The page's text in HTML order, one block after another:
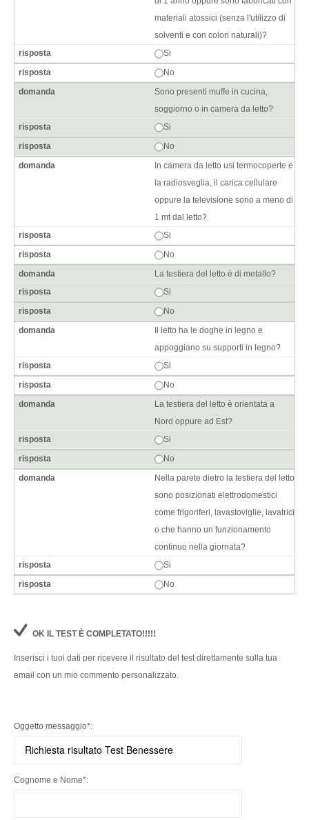
materiali atossici (senza l'utilizzo di
solventi e con colori naturali)?
Si
No
Sono presenti muffe in cucina,
soggiorno o in camera da letto?
Si
No
In camera da letto usi termocoperte e
la radiosveglia, il carica cellulare
oppure la televisione sono a meno di
1 mt dal letto?
Si
No
La testiera del letto è di metallo?
Si
No
Il letto ha le doghe in legno e
appoggiano su supporti in legno?
Si
No
La testiera del letto è orientata a
Nord oppure ad Est?
Si
No
Nella parete dietro la testiera del letto
sono posizionati elettrodomestici
come frigoriferi, lavastoviglie, lavatrici
o che hanno un funzionamento
continuo nella giornata?
Si
No
OK IL TEST È COMPLETATO!!!!!
Inserisci i tuoi dati per ricevere il risultato del test direttamente sulla tua
email con un mio commento personalizzato.
Oggetto messaggio*:
Cognome e Nome*: